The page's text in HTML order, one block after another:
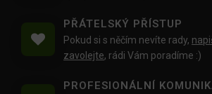
PŘÁTELSKÝ PŘÍSTUP
Pokud si s něčím nevíte rady,
zavolejte, rádi Vám poradíme :)
PROFESIONÁLNÍ